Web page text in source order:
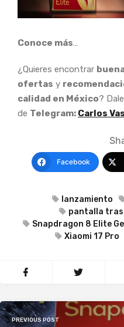
Conoce más…
¿Quieres encontrar
ofertas y
calidad en México?
de Telegram: Carlos
Facebook
lanzamiento
pantalla
Snapdragon 8 Elite
Xiaomi 17 Pro
PREVIOUS POST